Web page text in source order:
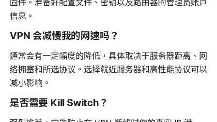
固件。准备好配置文件、密钥以及路由器的管理员账户
信息。
VPN 会减慢我的网速吗？
通常会有一定幅度的降低，具体取决于服务器距离、网
络拥塞和所选协议。选择就近服务器和高性能协议可以
减小影响。
是否需要 Kill Switch？